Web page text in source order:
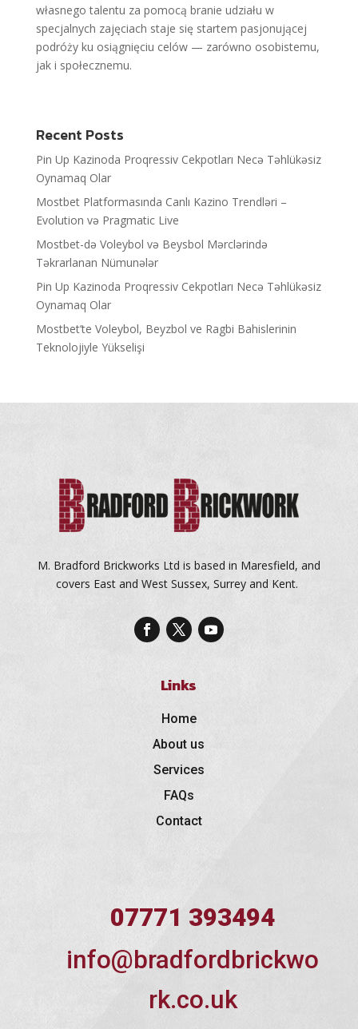
własnego talentu za pomocą branie udziału w
specjalnych zajęciach staje się startem pasjonującej
podróży ku osiągnięciu celów — zarówno osobistemu,
jak i społecznemu.
Recent Posts
Pin Up Kazinoda Proqressiv Cekpotları Necə Təhlükəsiz
Oynamaq Olar
Mostbet Platformasında Canlı Kazino Trendləri –
Evolution və Pragmatic Live
Mostbet-də Voleybol və Beysbol Mərclərində
Təkrarlanan Nümunələr
Pin Up Kazinoda Proqressiv Cekpotları Necə Təhlükəsiz
Oynamaq Olar
Mostbet’te Voleybol, Beyzbol ve Ragbi Bahislerinin
Teknolojiyle Yükselişi
M. Bradford Brickworks Ltd is based in Maresfield, and
covers East and West Sussex, Surrey and Kent.
Links
Home
About us
Services
FAQs
Contact
07771 393494
info@bradfordbrickwo
rk.co.uk